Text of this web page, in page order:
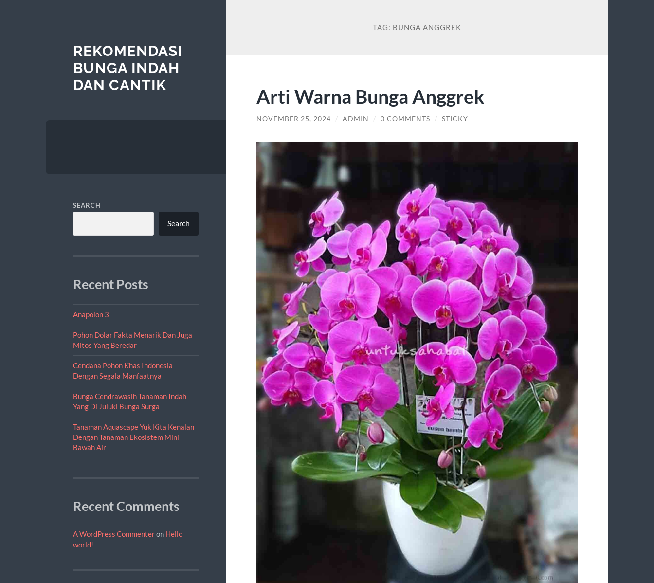
REKOMENDASI
BUNGA INDAH
DAN CANTIK
SEARCH
Search
Recent Posts
Anapolon 3
Pohon Dolar Fakta Menarik Dan Juga
Mitos Yang Beredar
Cendana Pohon Khas Indonesia
Dengan Segala Manfaatnya
Bunga Cendrawasih Tanaman Indah
Yang Di Juluki Bunga Surga
Tanaman Aquascape Yuk Kita Kenalan
Dengan Tanaman Ekosistem Mini
Bawah Air
Recent Comments
A WordPress Commenteron Hello
world!
TAG: BUNGA ANGGREK
Arti Warna Bunga Anggrek
NOVEMBER 25, 2024 / ADMIN / 0 COMMENTS / STICKY